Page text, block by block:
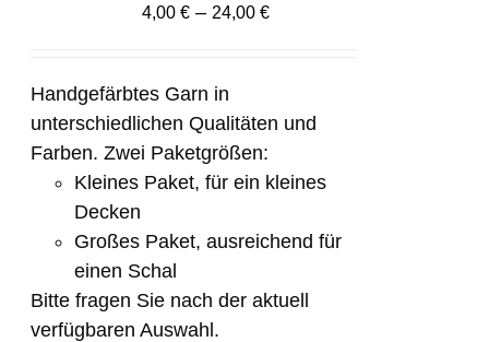
4,00€ – 24,00€
Handgefärbtes Garn in
unterschiedlichen Qualitäten und
Farben. Zwei Paketgrößen:
Kleines Paket, für ein kleines
Decken
Großes Paket, ausreichend für
einen Schal
Bitte fragen Sie nach der aktuell
verfügbaren Auswahl.